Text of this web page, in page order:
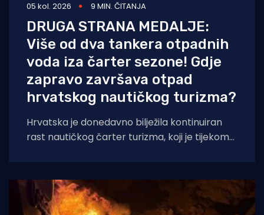
05 kol. 2026 9 MIN. ČITANJA
DRUGA STRANA MEDALJE:
Više od dva tankera otpadnih
voda iza čarter sezone! Gdje
zapravo završava otpad
hrvatskog nautičkog turizma?
Hrvatska je donedavno bilježila kontinuiran
rast nautičkog čarter turizma, koji je tijekom